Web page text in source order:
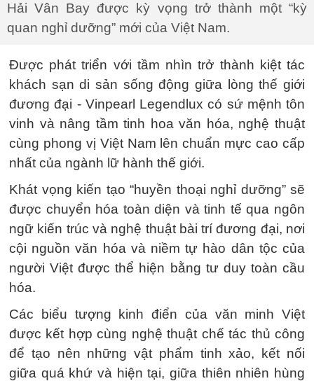
Hải Vân Bay được kỳ vọng trở thành một “kỳ
quan nghỉ dưỡng” mới của Việt Nam.
Được phát triển với tầm nhìn trở thành kiệt tác
khách sạn di sản sống động giữa lòng thế giới
đương đại - Vinpearl Legendlux có sứ mệnh tôn
vinh và nâng tầm tinh hoa văn hóa, nghệ thuật
cùng phong vị Việt Nam lên chuẩn mực cao cấp
nhất của ngành lữ hành thế giới.
Khát vọng kiến tạo “huyền thoại nghỉ dưỡng” sẽ
được chuyển hóa toàn diện và tinh tế qua ngôn
ngữ kiến trúc và nghệ thuật bài trí đương đại, nơi
cội nguồn văn hóa và niềm tự hào dân tộc của
người Việt được thể hiện bằng tư duy toàn cầu
hóa.
Các biểu tượng kinh điển của văn minh Việt
được kết hợp cùng nghệ thuật chế tác thủ công
để tạo nên những vật phẩm tinh xảo, kết nối
giữa quá khứ và hiện tại, giữa thiên nhiên hùng